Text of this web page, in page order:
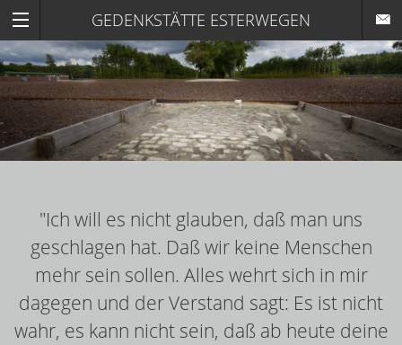
GEDENKSTÄTTE ESTERWEGEN
"Ich will es nicht glauben, daß man uns
geschlagen hat. Daß wir keine Menschen
mehr sein sollen. Alles wehrt sich in mir
dagegen und der Verstand sagt: Es ist nicht
wahr, es kann nicht sein, daß ab heute deine